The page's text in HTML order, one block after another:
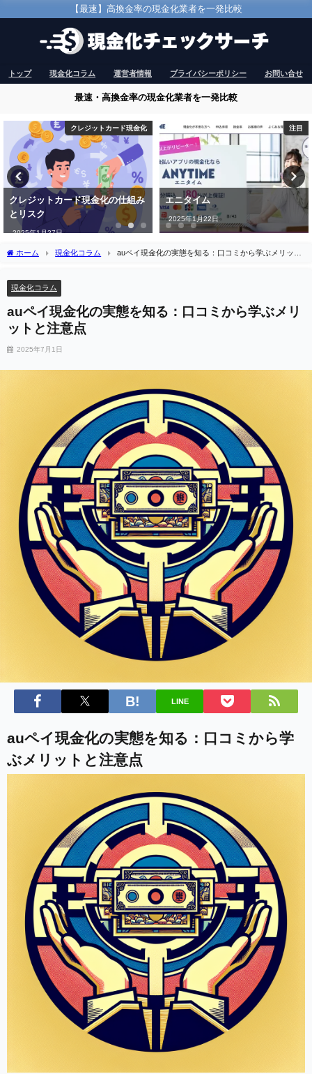
【最速】高換金率の現金化業者を一発比較
トップ 現金化コラム 運営者情報 プライバシーポリシー お問い合せ
最速・高換金率の現金化業者を一発比較
クレジットカード現金化
クレジットカード現金化の仕組み
とリスク
2025年1月27日
注目
エニタイム
2025年1月22日
ホーム 現金化コラム
auペイ現金化の実態を知る：口コミから学ぶメリット
現金化コラム
auペイ現金化の実態を知る：口コミから学ぶメリ
ットと注意点
2025年7月1日
LINE
auペイ現金化の実態を知る：口コミから学
ぶメリットと注意点